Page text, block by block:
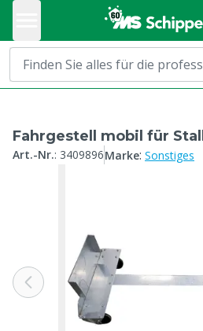
Fahrgestell mobil für
Art.-Nr.: 3409896Marke: Sonstiges